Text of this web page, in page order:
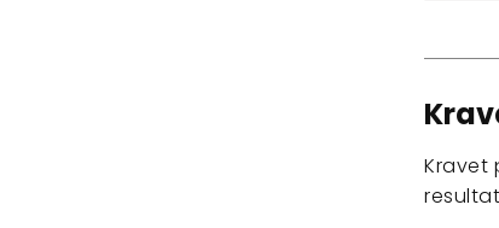
Kravet